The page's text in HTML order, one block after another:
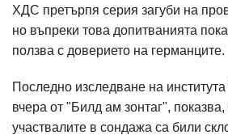
ХДС претърпя серия загуби на
но въпреки това допитванията
ползва с доверието на германците.
Последно изследване на
вчера от "Билд ам зонтаг", показва,
участвалите в сондажа са били